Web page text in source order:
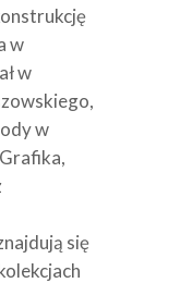
w
w
w
się